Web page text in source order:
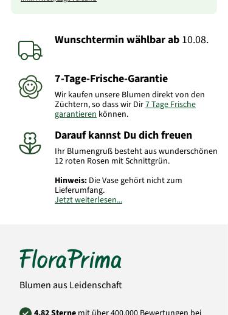
Wunschtermin wählbarab 10.08.
7-Tage-Frische-Garantie
Wir kaufen unsere Blumen direkt von den
Züchtern, so dass wir Dir7 Tage Frische
garantieren können.
Darauf kannst Du dich freuen
Ihr Blumengruß besteht aus wunderschönen
12 roten Rosen mit Schnittgrün.
Hinweis: Die Vase gehört nicht zum
Lieferumfang.
Jetzt weiterlesen...
Blumen aus Leidenschaft